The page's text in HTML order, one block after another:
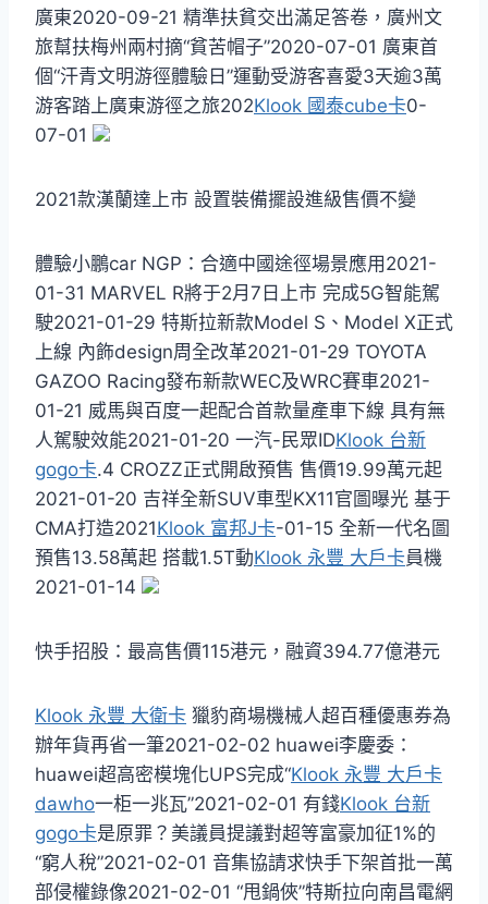
廣東2020-09-21 精準扶貧交出滿足答卷，廣州文
旅幫扶梅州兩村摘“貧苦帽子”2020-07-01 廣東首
個“汗青文明游徑體驗日”運動受游客喜愛3天逾3萬
游客踏上廣東游徑之旅202Klook 國泰cube卡0-
07-01
2021款漢蘭達上市 設置裝備擺設進級售價不變
體驗小鵬car NGP：合適中國途徑場景應用2021-
01-31 MARVEL R將于2月7日上市 完成5G智能駕
駛2021-01-29 特斯拉新款Model S、Model X正式
上線 內飾design周全改革2021-01-29 TOYOTA
GAZOO Racing發布新款WEC及WRC賽車2021-
01-21 威馬與百度一起配合首款量產車下線 具有無
人駕駛效能2021-01-20 一汽-民眾IDKlook 台新
gogo卡.4 CROZZ正式開啟預售 售價19.99萬元起
2021-01-20 吉祥全新SUV車型KX11官圖曝光 基于
CMA打造2021Klook 富邦J卡-01-15 全新一代名圖
預售13.58萬起 搭載1.5T動Klook 永豐 大戶卡員機
2021-01-14
快手招股：最高售價115港元，融資394.77億港元
Klook 永豐 大衛卡 獵豹商場機械人超百種優惠券為
辦年貨再省一筆2021-02-02 huawei李慶委：
huawei超高密模塊化UPS完成“Klook 永豐 大戶卡
dawho一柜一兆瓦”2021-02-01 有錢Klook 台新
gogo卡是原罪？美議員提議對超等富豪加征1%的
“窮人稅”2021-02-01 音集協請求快手下架首批一萬
部侵權錄像2021-02-01 “甩鍋俠”特斯拉向南昌電網